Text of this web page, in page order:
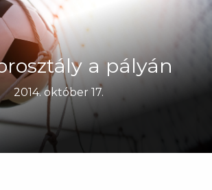
a pályán
2014. október 17.